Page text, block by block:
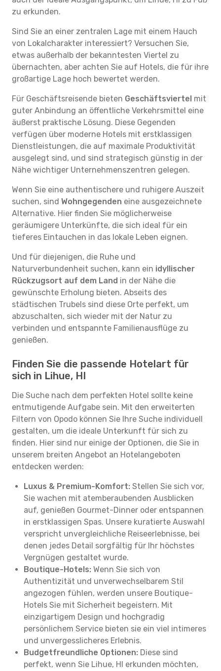
zu erkunden.
Sind Sie an einer zentralen Lage mit einem Hauch
von Lokalcharakter interessiert? Versuchen Sie,
etwas außerhalb der bekanntesten Viertel zu
übernachten, aber achten Sie auf Hotels, die für ihre
großartige Lage hoch bewertet werden.
Für Geschäftsreisende bieten Geschäftsviertel mit
guter Anbindung an öffentliche Verkehrsmittel eine
äußerst praktische Lösung. Diese Gegenden
verfügen über moderne Hotels mit erstklassigen
Dienstleistungen, die auf maximale Produktivität
ausgelegt sind, und sind strategisch günstig in der
Nähe wichtiger Unternehmenszentren gelegen.
Wenn Sie eine authentischere und ruhigere Auszeit
suchen, sind Wohngegenden eine ausgezeichnete
Alternative. Hier finden Sie möglicherweise
geräumigere Unterkünfte, die sich ideal für ein
tieferes Eintauchen in das lokale Leben eignen.
Und für diejenigen, die Ruhe und
Naturverbundenheit suchen, kann ein idyllischer
Rückzugsort auf dem Land in der Nähe die
gewünschte Erholung bieten. Abseits des
städtischen Trubels sind diese Orte perfekt, um
abzuschalten, sich wieder mit der Natur zu
verbinden und entspannte Familienausflüge zu
genießen.
Finden Sie die passende Hotelart für
sich in Lihue, HI
Die Suche nach dem perfekten Hotel sollte keine
entmutigende Aufgabe sein. Mit den erweiterten
Filtern von Opodo können Sie Ihre Suche individuell
gestalten, um die ideale Unterkunft für sich zu
finden. Hier sind nur einige der Optionen, die Sie in
unserem breiten Angebot an Hotelangeboten
entdecken werden:
Luxus & Premium-Komfort: Stellen Sie sich vor,
Sie wachen mit atemberaubenden Ausblicken
auf, genießen Gourmet-Dinner oder entspannen
in erstklassigen Spas. Unsere kuratierte Auswahl
verspricht unvergleichliche Reiseerlebnisse, bei
denen jedes Detail sorgfältig für Ihr höchstes
Vergnügen gestaltet wurde.
Boutique-Hotels: Wenn Sie sich von
Authentizität und unverwechselbarem Stil
angezogen fühlen, werden unsere Boutique-
Hotels Sie mit Sicherheit begeistern. Mit
einzigartigem Design und hochgradig
persönlichem Service bieten sie ein viel intimeres
und unvergesslicheres Erlebnis.
Budgetfreundliche Optionen: Diese sind
perfekt, wenn Sie Lihue, HI erkunden möchten,